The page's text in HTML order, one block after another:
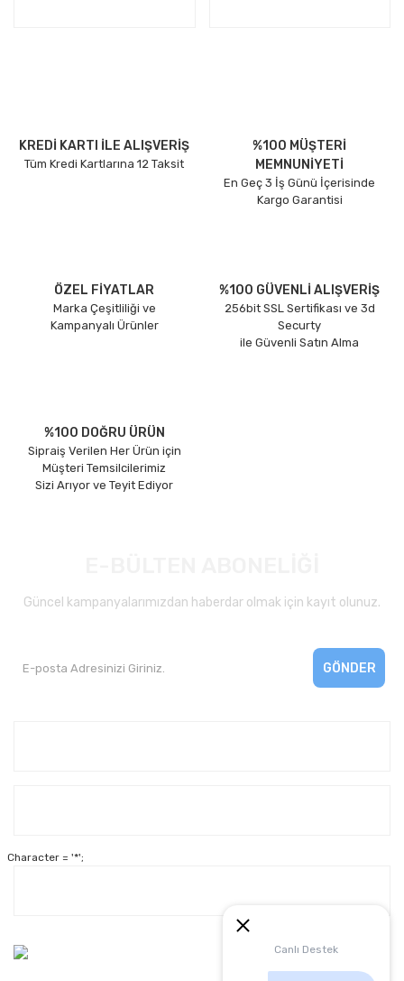
Canlı Destek
KREDİ KARTI İLE ALIŞVERİŞ
Tüm Kredi Kartlarına 12 Taksit
%100 MÜŞTERİ
MEMNUNİYETİ
En Geç 3 İş Günü İçerisinde
Kargo Garantisi
ÖZEL FİYATLAR
Marka Çeşitliliği ve
Kampanyalı Ürünler
%100 GÜVENLİ ALIŞVERİŞ
256bit SSL Sertifikası ve 3d
Securty
ile Güvenli Satın Alma
%100 DOĞRU ÜRÜN
Sipraiş Verilen Her Ürün için
Müşteri Temsilcilerimiz
Sizi Arıyor ve Teyit Ediyor
Güncel kampanyalarımızdan haberdar olmak için kayıt olunuz.
GÖNDER
Character = '*';